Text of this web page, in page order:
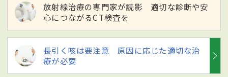
放射線治療の専門家が読影 適切な診断や安
心につながるCT検査を
長引く咳は要注意 原因に応じた適切な治
療が必要